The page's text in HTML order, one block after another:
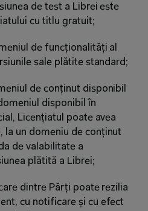
de test a Librei este
cu titlu gratuit;
de funcționalități al
sale plătite standard;
de conținut disponibil
disponibil în
Licențiatul poate avea
la un domeniu de conținut
de valabilitate a
plătită a Librei;
dintre Părți poate rezilia
cu notificare și cu efect